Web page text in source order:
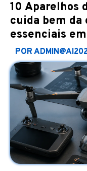
10 Aparelhos
cuida bem da
essenciais
POR